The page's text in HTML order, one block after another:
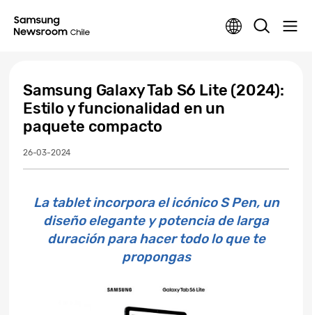
Samsung Galaxy Tab S6 Lite (2024):
Estilo y funcionalidad en un
paquete compacto
26-03-2024
La tablet incorpora el icónico S Pen, un
diseño elegante y potencia de larga
duración para hacer todo lo que te
propongas